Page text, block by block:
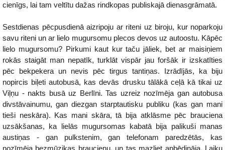
cienīgs, lai tam veltītu dažas rindkopas publiskajā dienasgrāmatā.
Sestdienas pēcpusdienā aizripoju ar riteni uz biroju, kur noparkoju
savu riteni un ar lielo mugursomu plecos devos uz autoostu. Kāpēc
lielo mugursomu? Pirkumi kaut kur taču jāliek, bet ar maisiņiem
rokās staigāt man nepatīk, turklāt vispār jau foršāk ir izskatīties
pēc bekpekera un nevis pēc tirgus tantiņas. Izrādījās, ka biju
nopircis biļeti autobusā, kas devās drusku tālākā ceļā kā tikai uz
Viļņu - nakts busā uz Berlīni. Tas uzreiz nozīmēja gan autobusa
divstāvainumu, gan diezgan starptautisku publiku (kas gan mani
tieši neskāra). Kas mani skāra, tā bija atklāsme pēc brauciena
uzsākšanas, ka lielās mugursomas kabatā bija palikuši manas
austiņas - gan pulkstenim, gan telefonam paredzētās, kas
nozīmēja bezmūzikas braucienu, un tas mazliet apbēdināja. Laiku